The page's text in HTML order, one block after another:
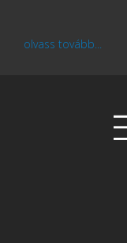
olvass tovább...